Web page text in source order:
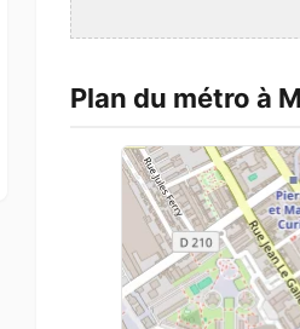
Plan du métro à